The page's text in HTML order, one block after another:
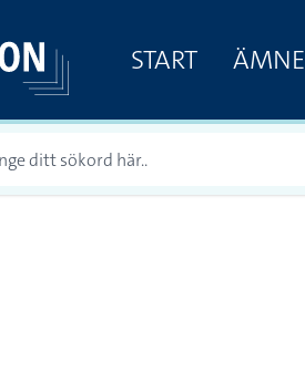
START ÄMNE